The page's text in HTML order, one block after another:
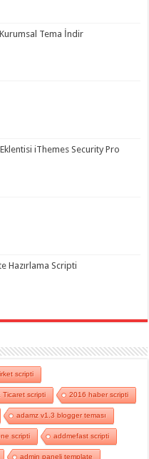
Tema İndir
iThemes Security Pro
Hazırlama Scripti
scripti
Ticaret scripti 2016 haber scripti
adamz v1.3 blogger teması
scripti addmefast scripti
admin paneli template